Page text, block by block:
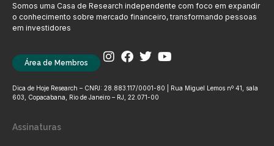
Somos uma Casa de Research independente com foco em expandir
o conhecimento sobre mercado financeiro, transformando pessoas
em investidores
Área de Membros
Dica de Hoje Research – CNPJ: 28.883.117/0001-80 | Rua Miguel Lemos nº 41, sala
603, Copacabana, Rio de Janeiro – RJ, 22.071-00
Assinaturas